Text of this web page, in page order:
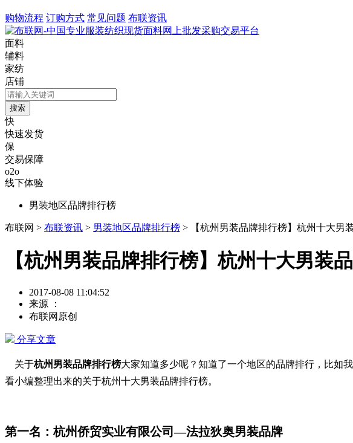
购物流程 订购方式 常见问题 布联资讯
面料
辅料
家纺
店铺
快
快速发货
保
交易保障
o2o
线下体验
男装地区品牌排行榜
布联网 > 布联资讯 > 男装地区品牌排行榜 > 【杭州男装品牌排行榜】杭州十大男
【杭州男装品牌排行榜】杭州十大男装
2017-08-08 11:04:52
来源 ：
布联网原创
分享文章
关于杭州男装品牌排行榜大家知道多少呢？知道了一个地区的品牌排行，比如
看小编整理出来的关于杭州十大男装品牌排行榜。
第一名：杭州侨贸实业有限公司—法拉狄奥男装品牌